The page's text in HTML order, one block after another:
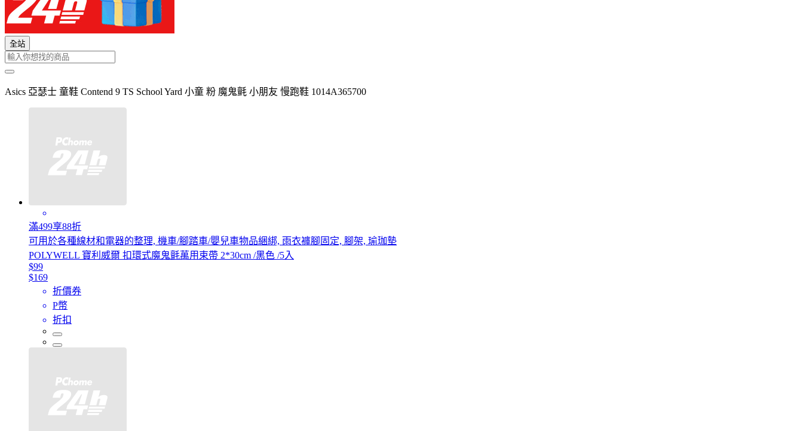
全站
Asics 亞瑟士 童鞋 Contend 9 TS School Yard 小童 粉 魔鬼氈 小朋友 慢跑鞋 1014A365700
滿499享88折
可用於各種線材和電器的整理, 機車/腳踏車/嬰兒車物品綑綁, 雨衣褲腳固定, 腳架, 瑜珈墊
POLYWELL 寶利威爾 扣環式魔鬼氈萬用束帶 2*30cm /黑色 /5入
$99
$169
折價券
P幣
折扣